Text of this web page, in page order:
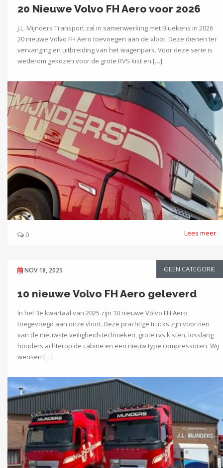
20 Nieuwe Volvo FH Aero voor 2026
J.L. Mijnders Transport zal in samenwerking met Bluekens in 2026
20 nieuwe Volvo FH Aero toevoegen aan de vloot. Deze dienen ter
vervanging en uitbreiding van het wagenpark. Voor deze serie is
wederom gekozen voor de grote RVS kist en […]
0 Lees meer
NOV 18, 2025 GEEN CATEGORIE
10 nieuwe Volvo FH Aero geleverd
In het 3e kwartaal van 2025 zijn 10 nieuwe Volvo FH Aero
toegevoegd aan onze vloot. Deze prachtige trucks zijn voorzien
van de nieuwste veiligheidstechnieken, grote rvs kisten, losslang
houders achterop de cabine en een nieuw type compressoren. Wij
wensen […]